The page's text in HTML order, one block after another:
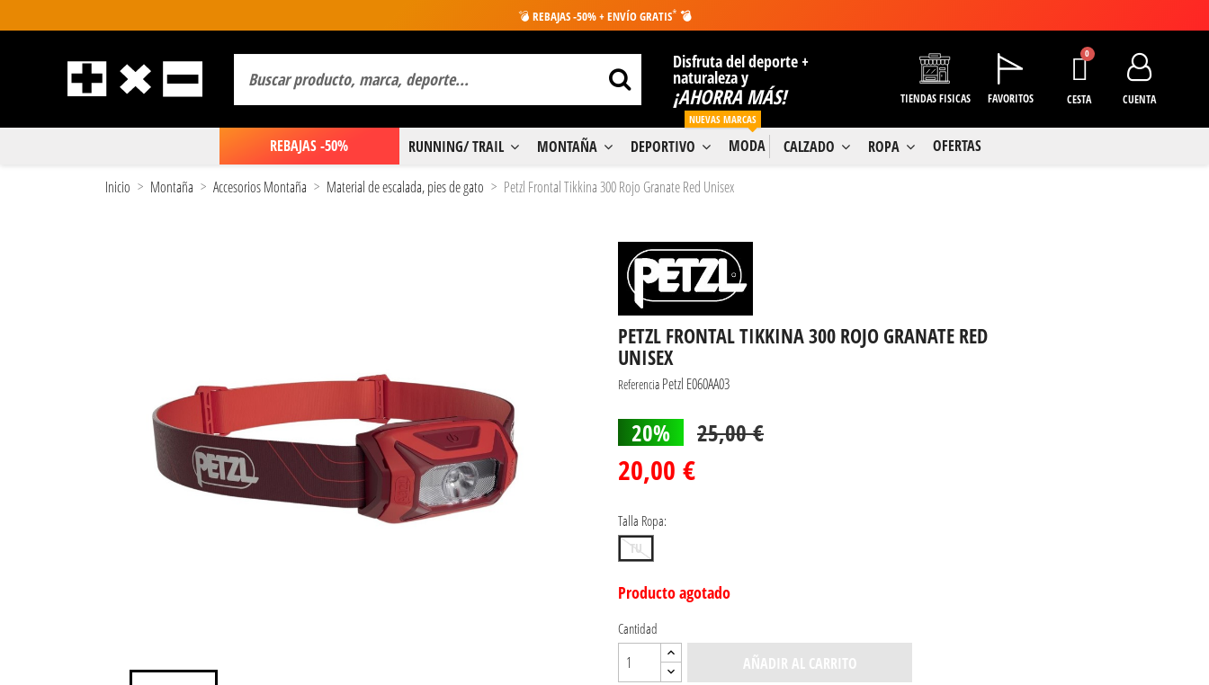
💣 REBAJAS -50% + ENVÍO GRATIS* 💣
Disfruta del deporte +
naturaleza y
¡AHORRA MÁS! TIENDAS FISICAS FAVORITOS CESTA CUENTA
REBAJAS -50% RUNNING/ TRAIL MONTAÑA DEPORTIVO MODA
NUEVAS MARCAS
CALZADO ROPA OFERTAS
Inicio Montaña Accesorios Montaña Material de escalada, pies de gato Petzl Frontal Tikkina 300 Rojo Granate Red Unisex
PETZL FRONTAL TIKKINA 300 ROJO GRANATE RED
UNISEX
Referencia Petzl E060AA03
20% 25,00 €
20,00 €
Talla Ropa:
TU
Producto agotado
Cantidad
AÑADIR AL CARRITO